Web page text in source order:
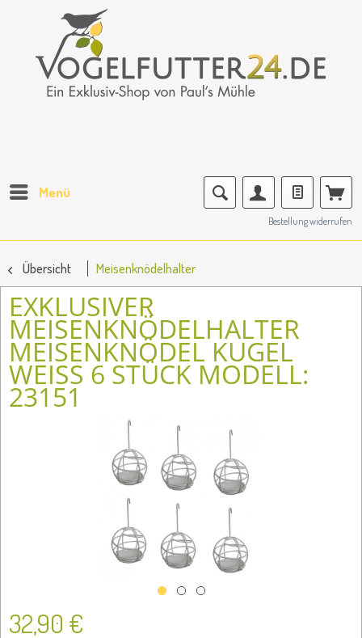
Menü
Bestellung widerrufen
Übersicht Meisenknödelhalter
EXKLUSIVER
MEISENKNÖDELHALTER
MEISENKNÖDEL KUGEL
WEISS 6 STÜCK MODELL: 2
3151
32,90 €